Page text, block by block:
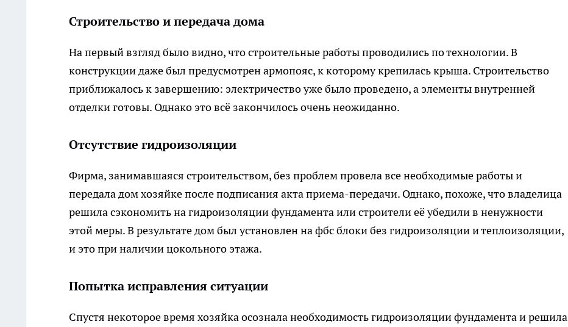
Строительство и передача дома
На первый взгляд было видно, что строительные работы проводились по технологии. В
конструкции даже был предусмотрен армопояс, к которому крепилась крыша. Строительство
приближалось к завершению: электричество уже было проведено, а элементы внутренней
отделки готовы. Однако это всё закончилось очень неожиданно.
Отсутствие гидроизоляции
Фирма, занимавшаяся строительством, без проблем провела все необходимые работы и
передала дом хозяйке после подписания акта приема-передачи. Однако, похоже, что владелица
решила сэкономить на гидроизоляции фундамента или строители её убедили в ненужности
этой меры. В результате дом был установлен на фбс блоки без гидроизоляции и теплоизоляции,
и это при наличии цокольного этажа.
Попытка исправления ситуации
Спустя некоторое время хозяйка осознала необходимость гидроизоляции фундамента и решила